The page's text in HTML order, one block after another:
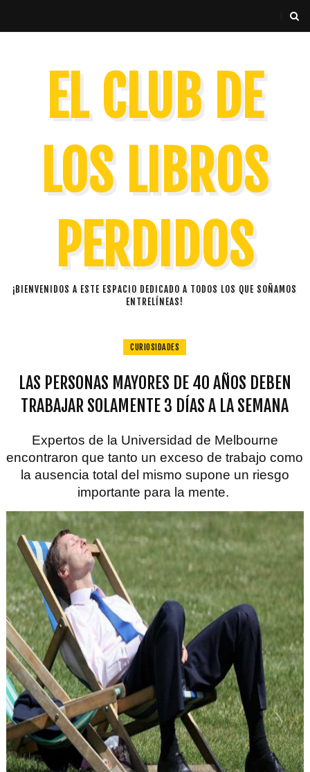
EL CLUB DE
LOS LIBROS
PERDIDOS
¡BIENVENIDOS A ESTE ESPACIO DEDICADO A TODOS LOS QUE SOÑAMOS
ENTRELÍNEAS!
CURIOSIDADES
LAS PERSONAS MAYORES DE 40 AÑOS DEBEN
TRABAJAR SOLAMENTE 3 DÍAS A LA SEMANA
Expertos de la Universidad de Melbourne
encontraron que tanto un exceso de trabajo como
la ausencia total del mismo supone un riesgo
importante para la mente.